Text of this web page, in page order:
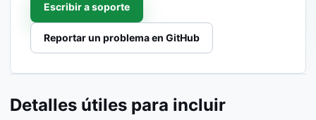
Escribir a soporte
Reportar un problema en GitHub
Detalles útiles para incluir